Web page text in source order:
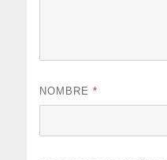
NOMBRE*